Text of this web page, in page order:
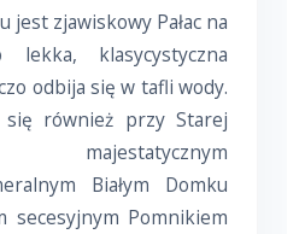
jest zjawiskowy Pałac na
lekka, klasycystyczna
odbija się w tafli wody.
się również przy Starej
majestatycznym
Białym Domku
secesyjnym Pomnikiem